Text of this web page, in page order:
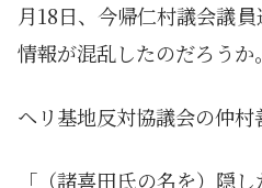
月18日、今帰仁村議会議
情報が混乱したのだろうか。
ヘリ基地反対協議会の仲村
「（諸喜田氏の名を）隠